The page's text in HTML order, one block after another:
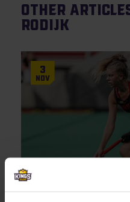
Other
Rodijk
3
Nov